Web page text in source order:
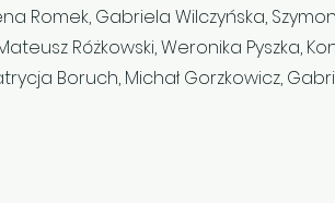
Romek, Gabriela Wilczyńska,
Różkowski, Weronika Pyszka,
Boruch, Michał Gorzkowicz,